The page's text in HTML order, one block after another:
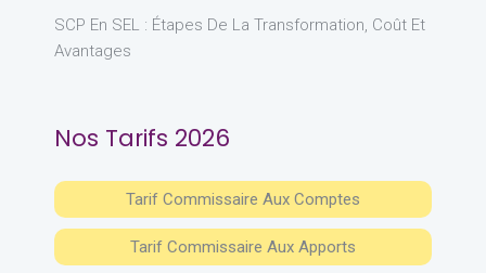
SCP En SEL : Étapes De La Transformation, Coût Et
Avantages
Nos Tarifs 2026
Tarif Commissaire Aux Comptes
Tarif Commissaire Aux Apports